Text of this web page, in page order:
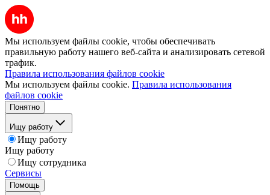
Мы используем файлы cookie, чтобы обеспечивать
правильную работу нашего веб-сайта и анализировать сетевой
трафик.
Правила использования файлов cookie
Мы используем файлы cookie. Правила использования
файлов cookie
Понятно
Ищу работу
Ищу работу
Ищу работу
Ищу сотрудника
Сервисы
Помощь